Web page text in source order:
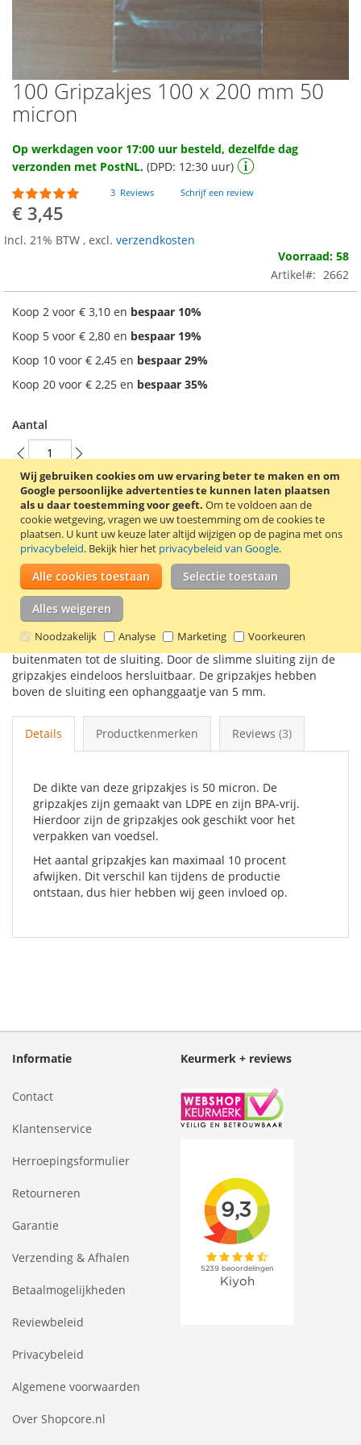
Wij gebruiken cookies om uw ervaring beter te maken en om
Google persoonlijke advertenties te kunnen laten plaatsen
als u daar toestemming voor geeft. Om te voldoen aan de
cookie wetgeving, vragen we uw toestemming om de cookies te
plaatsen. U kunt uw keuze later altijd wijzigen op de pagina met ons
privacybeleid. Bekijk hier het privacybeleid van Google.
Alle cookies toestaan Selectie toestaan
Alles weigeren
Noodzakelijk Analyse Marketing Voorkeuren
Ga
naar
het
van
de
afbeeldingen-
gallerij
100 Gripzakjes 100 x 200 mm 50
micron
Op werkdagen voor 17:00 uur besteld, dezelfde dag
verzonden met PostNL. (DPD: 12:30 uur)
Waardering:
100
% of100
3 Reviews Schrijf een review
€ 3,45
Incl. 21% BTW , excl. verzendkosten
Voorraad: 58
Artikel
2662
Koop 2 voor € 3,10 en bespaar 10%
Koop 5 voor € 2,80 en bespaar 19%
Koop 10 voor € 2,45 en bespaar 29%
Koop 20 voor € 2,25 en bespaar 35%
Aantal
In Winkelwagen
VOEG TOE AAN VERLANGLIJST
TOEVOEGEN OM TE VERGELIJKEN
100 Transparante gripzakjes van 100 x 200 mm. Dit zijn de
buitenmaten tot de sluiting. Door de slimme sluiting zijn de
gripzakjes eindeloos hersluitbaar. De gripzakjes hebben
boven de sluiting een ophanggaatje van 5 mm.
Details Productkenmerken Reviews 3
De dikte van deze gripzakjes is 50 micron. De
gripzakjes zijn gemaakt van LDPE en zijn BPA-vrij.
Hierdoor zijn de gripzakjes ook geschikt voor het
verpakken van voedsel.
Het aantal gripzakjes kan maximaal 10 procent
afwijken. Dit verschil kan tijdens de productie
ontstaan, dus hier hebben wij geen invloed op.
Informatie
Contact
Klantenservice
Herroepingsformulier
Retourneren
Garantie
Verzending & Afhalen
Betaalmogelijkheden
Reviewbeleid
Privacybeleid
Algemene voorwaarden
Over Shopcore.nl
Keurmerk + reviews